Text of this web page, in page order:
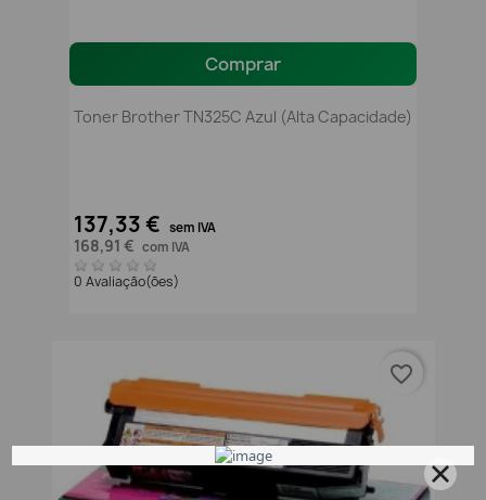
Comprar
Toner Brother TN325C Azul (alta Capacidade)
137,33 € sem IVA
168,91 € com IVA
0 Avaliação(ões)
favorite_border